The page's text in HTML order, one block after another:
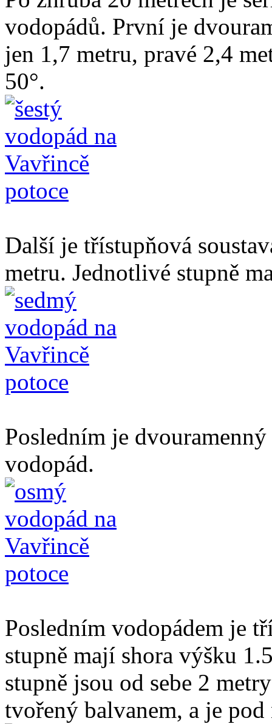
vodopádů. První je
jen 1,7 metru, pravé 2,4
50°.
Další je třístupňová
metru. Jednotlivé stupně
Posledním je
vodopád.
Posledním vodopádem je
stupně mají shora výšku
stupně jsou od sebe 2
tvořený balvanem, a je